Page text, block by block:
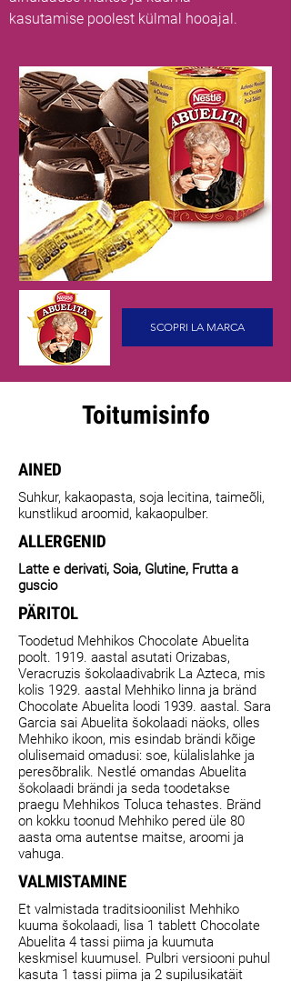
kasutamise poolest külmal hooajal.
SCOPRI LA MARCA
Toitumisinfo
AINED
Suhkur, kakaopasta, soja lecitina, taimeõli,
kunstlikud aroomid, kakaopulber.
ALLERGENID
Latte e derivati, Soia, Glutine, Frutta a
guscio
PÄRITOL
Toodetud Mehhikos Chocolate Abuelita
poolt. 1919. aastal asutati Orizabas,
Veracruzis šokolaadivabrik La Azteca, mis
kolis 1929. aastal Mehhiko linna ja bränd
Chocolate Abuelita loodi 1939. aastal. Sara
Garcia sai Abuelita šokolaadi näoks, olles
Mehhiko ikoon, mis esindab brändi kõige
olulisemaid omadusi: soe, külalislahke ja
peresõbralik. Nestlé omandas Abuelita
šokolaadi brändi ja seda toodetakse
praegu Mehhikos Toluca tehastes. Bränd
on kokku toonud Mehhiko pered üle 80
aasta oma autentse maitse, aroomi ja
vahuga.
VALMISTAMINE
Et valmistada traditsioonilist Mehhiko
kuuma šokolaadi, lisa 1 tablett Chocolate
Abuelita 4 tassi piima ja kuumuta
keskmisel kuumusel. Pulbri versiooni puhul
kasuta 1 tassi piima ja 2 supilusikatäit